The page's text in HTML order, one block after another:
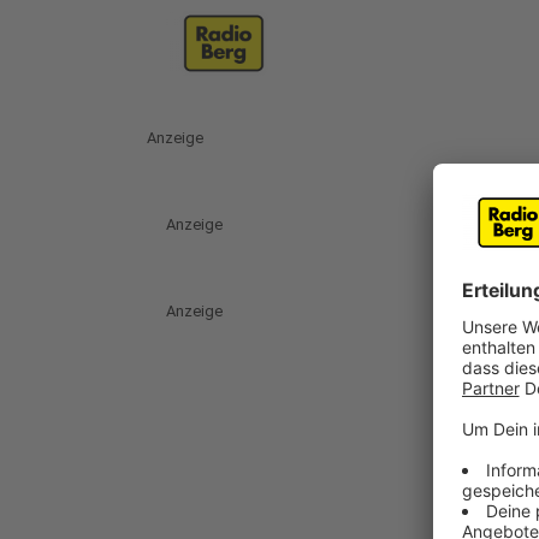
Anzeige
Anzeige
Anzeige